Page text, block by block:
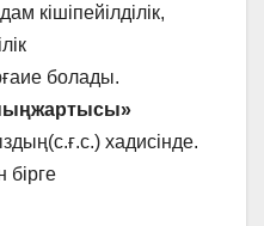
кішіпейілділік,
болады.
ңжартысы»
хадисінде.
бірге